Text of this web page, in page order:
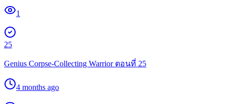
1
25
Genius Corpse-Collecting Warrior ตอนที่ 25
4 months ago